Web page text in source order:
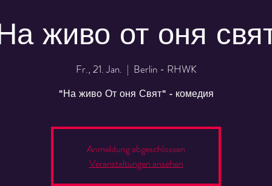
живо от оня
Fr., 21. Jan.
  |
Berlin - RHWK
"На живо От оня Свят" - комедия
Anmeldung abgeschlossen
Veranstaltungen ansehen